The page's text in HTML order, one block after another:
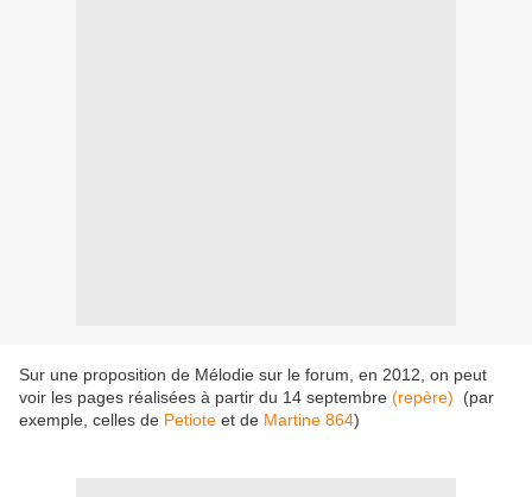
Sur une proposition de Mélodie sur le forum, en 2012, on peut
voir les pages réalisées à partir du 14 septembre (repère) (par
exemple, celles de Petiote et de Martine 864)